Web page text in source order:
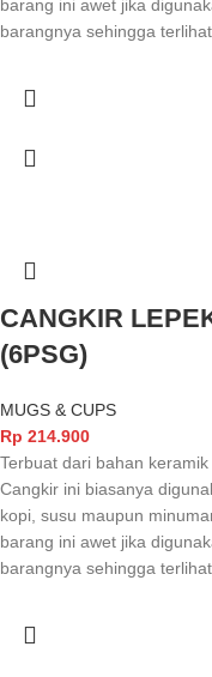
barang ini awet jika
barangnya sehingga
CANGKIR
(6PSG)
MUGS & CUPS
Rp 214.900
Terbuat dari bahan
Cangkir ini biasanya
kopi, susu maupun
barang ini awet jika
barangnya sehingga